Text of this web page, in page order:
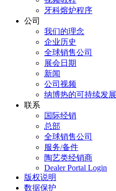
牙科熔炉程序
公司
我们的理念
企业历史
全球销售公司
展会日期
新闻
公司视频
纳博热的可持续发展
联系
国际经销
总部
全球销售公司
服务/备件
陶艺类经销商
Dealer Portal Login
版权说明
数据保护